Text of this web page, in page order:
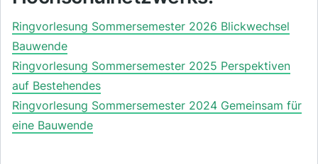
Ringvorlesung Sommersemester 2026 Blickwechsel
Bauwende
Ringvorlesung Sommersemester 2025 Perspektiven
auf Bestehendes
Ringvorlesung Sommersemester 2024 Gemeinsam für
eine Bauwende